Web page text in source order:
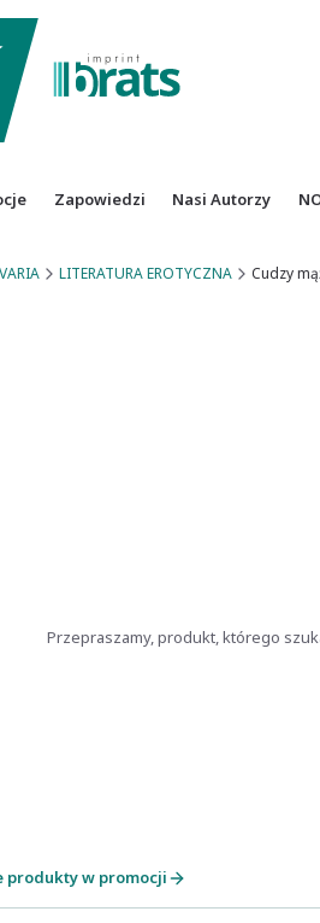
Zapowiedzi Nasi Autorzy
VARIA LITERATURA EROTYCZNA Cudzy
Przepraszamy, produkt, którego
produkty w promocji